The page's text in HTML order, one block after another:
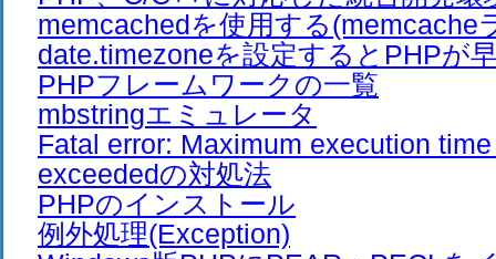
memcachedを使用する(memcache
date.timezoneを設定するとPHPが
PHPフレームワークの一覧
mbstringエミュレータ
Fatal error: Maximum execution
exceededの対処法
PHPのインストール
例外処理(Exception)